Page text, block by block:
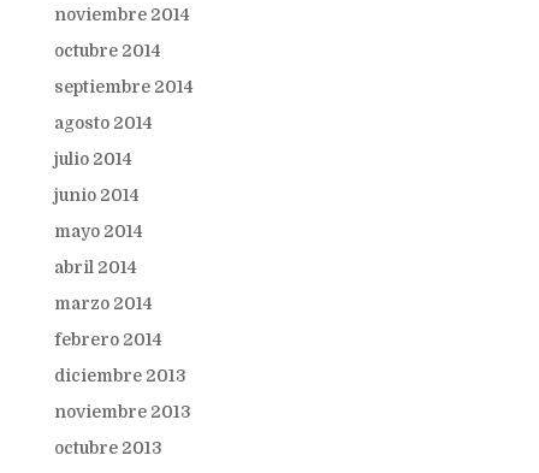
noviembre 2014
octubre 2014
septiembre 2014
agosto 2014
julio 2014
junio 2014
mayo 2014
abril 2014
marzo 2014
febrero 2014
diciembre 2013
noviembre 2013
octubre 2013